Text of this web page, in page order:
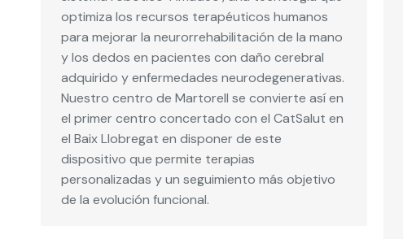
optimiza los recursos terapéuticos humanos
para mejorar la neurorrehabilitación de la mano
y los dedos en pacientes con daño cerebral
adquirido y enfermedades neurodegenerativas.
Nuestro centro de Martorell se convierte así en
el primer centro concertado con el CatSalut en
el Baix Llobregat en disponer de este
dispositivo que permite terapias
personalizadas y un seguimiento más objetivo
de la evolución funcional.